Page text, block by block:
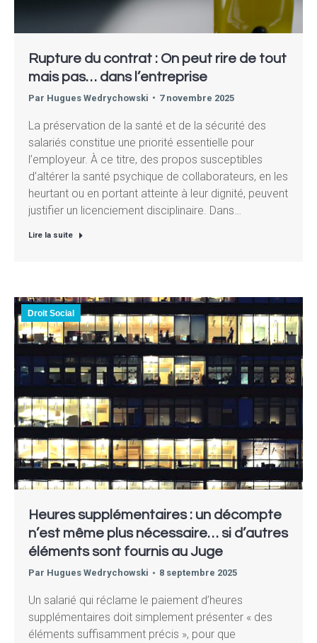
Rupture du contrat : On peut rire de tout
mais pas… dans l’entreprise
Par Hugues Wedrychowski 7 novembre 2025
La préservation de la santé et de la sécurité des
salariés constitue une priorité essentielle pour
l’employeur. À ce titre, des propos susceptibles
d’altérer la santé psychique de collaborateurs, en les
heurtant ou en portant atteinte à leur dignité, peuvent
justifier un licenciement disciplinaire. Dans…
Lire la suite
Droit Social
Heures supplémentaires : un décompte
n’est même plus nécessaire… si d’autres
éléments sont fournis au Juge
Par Hugues Wedrychowski 8 septembre 2025
Un salarié qui réclame le paiement d’heures
supplémentaires doit simplement présenter « des
éléments suffisamment précis », pour que